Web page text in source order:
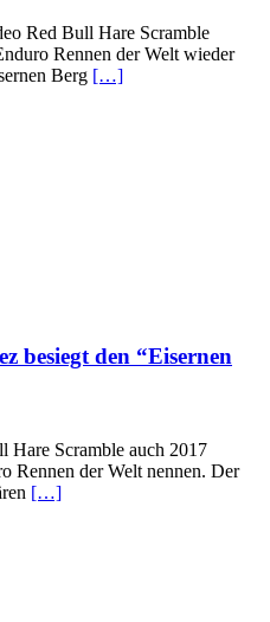
Red Bull Hare Scramble
Rennen der Welt wieder
Berg […]
besiegt den “Eisernen
Hare Scramble auch 2017
Rennen der Welt nennen. Der
[…]